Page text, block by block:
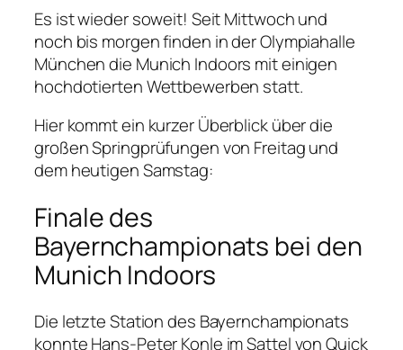
Es ist wieder soweit! Seit Mittwoch und
noch bis morgen finden in der Olympiahalle
München die Munich Indoors mit einigen
hochdotierten Wettbewerben statt.
Hier kommt ein kurzer Überblick über die
großen Springprüfungen von Freitag und
dem heutigen Samstag:
Finale des
Bayernchampionats bei den
Munich Indoors
Die letzte Station des Bayernchampionats
konnte Hans-Peter Konle im Sattel von Quick